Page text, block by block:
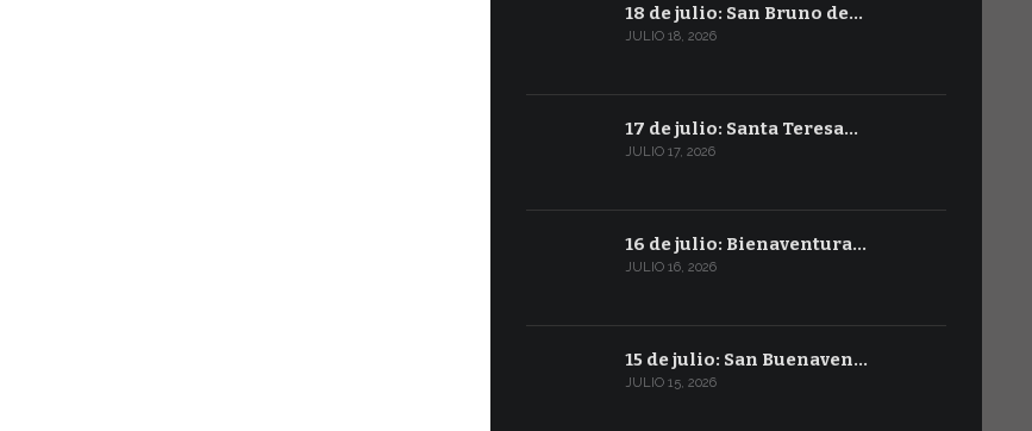
18 de julio: San Bruno de…
JULIO 18, 2026
17 de julio: Santa Teresa…
JULIO 17, 2026
16 de julio: Bienaventura…
JULIO 16, 2026
15 de julio: San Buenaven…
JULIO 15, 2026